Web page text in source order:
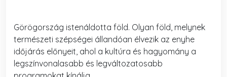
Görögország istenáldotta föld. Olyan föld, melynek
természeti szépségei állandóan élvezik az enyhe
időjárás előnyeit, ahol a kultúra és hagyomány a
legszínvonalasabb és legváltozatosabb